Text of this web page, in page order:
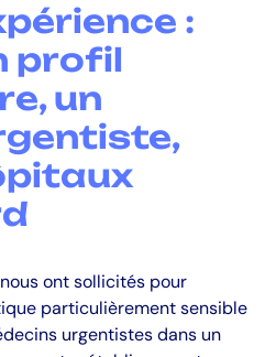
:
profil
un
nous ont sollicités pour
particulièrement sensible
urgentistes dans un